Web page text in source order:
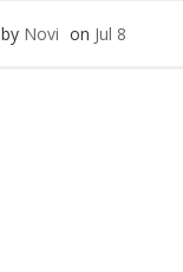
by Novi on Jul 8